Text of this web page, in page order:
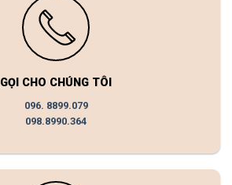
GỌI CHO CHÚNG TÔI
096. 8899.079
098.8990.364